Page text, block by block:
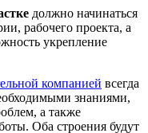
должно начинаться
рабочего проекта, а
укрепление
компанией всегда
знаниями,
а также
Оба строения будут